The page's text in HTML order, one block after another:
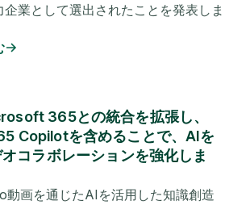
業として選出されたことを発表しま
365との統合を拡張し、
Copilotを含めることで、AIを
コラボレーションを強化しま
動画を通じたAIを活用した知識創造